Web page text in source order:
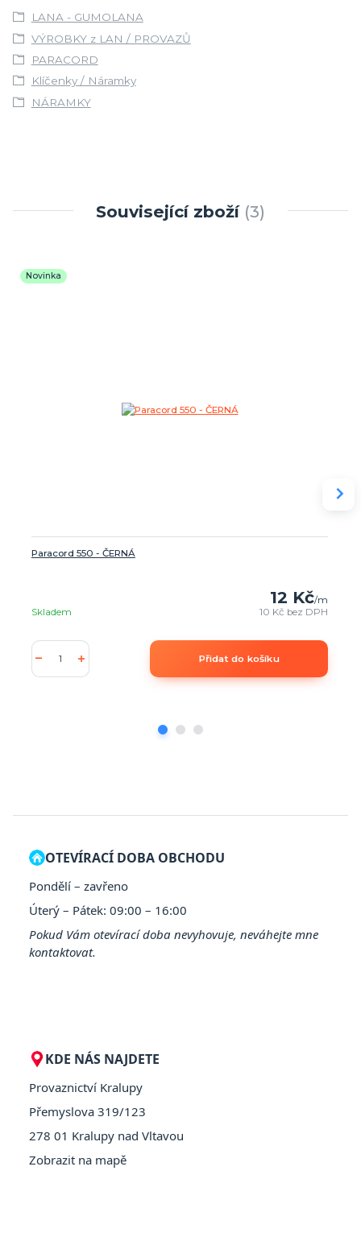
LANA - GUMOLANA
VÝROBKY z LAN / PROVAZŮ
PARACORD
Klíčenky / Náramky
NÁRAMKY
Související zboží 3
Novinka
Paracord 550 - ČERNÁ
12 Kč/m
10 Kč bez DPH
Skladem
Přidat do košíku
OTEVÍRACÍ DOBA OBCHODU
Pondělí – zavřeno
Úterý – Pátek: 09:00 – 16:00
Pokud Vám otevírací doba nevyhovuje, neváhejte mne
kontaktovat.
KDE NÁS NAJDETE
Provaznictví Kralupy
Přemyslova 319/123
278 01 Kralupy nad Vltavou
Zobrazit na mapě